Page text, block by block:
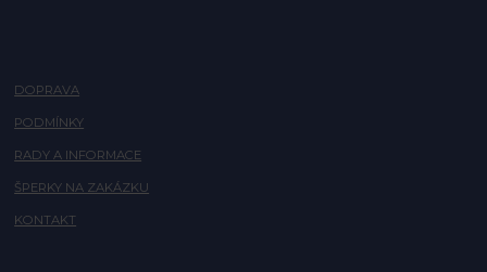
DOPRAVA
PODMÍNKY
RADY A INFORMACE
ŠPERKY NA ZAKÁZKU
KONTAKT